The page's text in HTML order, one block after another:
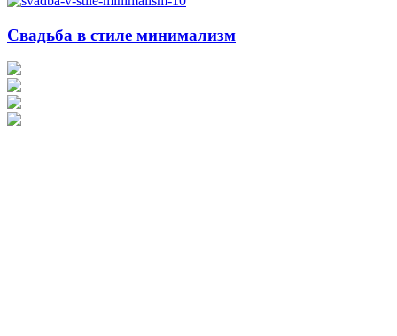
Свадьба в стиле минимализм